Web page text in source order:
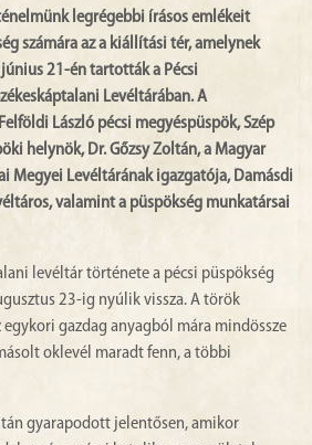
legrégebbi írásos emlékeit
számára az a kiállítási tér, amelynek
21-én tartották a Pécsi
Levéltárában. A
László pécsi megyéspüspök, Szép
helynök, Dr. Gőzsy Zoltán, a Magyar
Megyei Levéltárának igazgatója, Damásdi
valamint a püspökség munkatársai
levéltár története a pécsi püspökség
23-ig nyúlik vissza. A török
gazdag anyagból mára mindössze
oklevél maradt fenn, a többi
gyarapodott jelentősen, amikor